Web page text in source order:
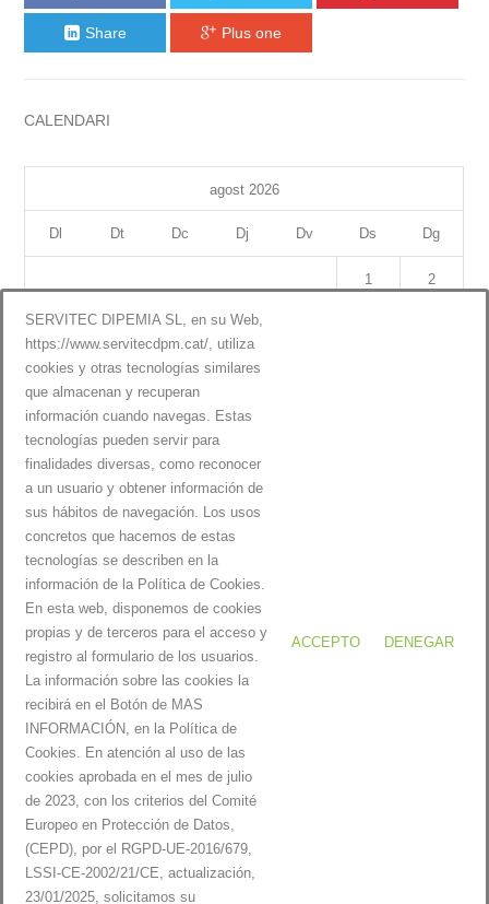
Share Plus one
CALENDARI
agost 2026
Dl Dt Dc Dj Dv Ds Dg
1 2
3 4 5 6
10 11 12 13
17 18 19 20
24 25 26 27
31
« març
Servitecdpm | Avís Legal i Política de privacitat
Inici
Serveis
Productes
Reparacions
SERVITEC DIPEMIA SL, en su Web,
https://www.servitecdpm.cat/, utiliza
cookies y otras tecnologías similares
que almacenan y recuperan
información cuando navegas. Estas
tecnologías pueden servir para
finalidades diversas, como reconocer
a un usuario y obtener información de
sus hábitos de navegación. Los usos
concretos que hacemos de estas
tecnologías se describen en la
información de la Política de Cookies.
En esta web, disponemos de cookies
propias y de terceros para el acceso y
registro al formulario de los usuarios.
La información sobre las cookies la
recibirá en el Botón de MAS
INFORMACIÓN, en la Política de
Cookies. En atención al uso de las
cookies aprobada en el mes de julio
de 2023, con los criterios del Comité
Europeo en Protección de Datos,
(CEPD), por el RGPD-UE-2016/679,
LSSI-CE-2002/21/CE, actualización,
23/01/2025, solicitamos su
ACCEPTO DENEGAR